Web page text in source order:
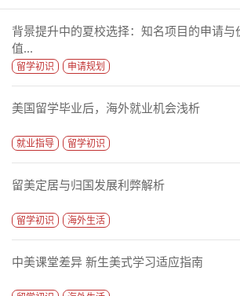
背景提升中的夏校选择：知名项目的申请与
值...
留学初识 申请规划
美国留学毕业后，海外就业机会浅析
就业指导 留学初识
留美定居与归国发展利弊解析
留学初识 海外生活
中美课堂差异 新生美式学习适应指南